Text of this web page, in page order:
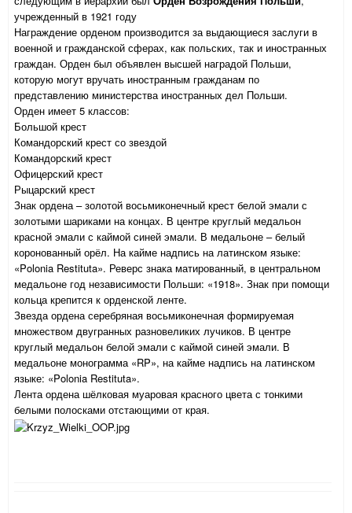
учрежденный в 1921 году
Награждение орденом производится за выдающиеся заслуги в
военной и гражданской сферах, как польских, так и иностранных
граждан. Орден был объявлен высшей наградой Польши,
которую могут вручать иностранным гражданам по
представлению министерства иностранных дел Польши.
Орден имеет 5 классов:
Большой крест
Командорский крест со звездой
Командорский крест
Офицерский крест
Рыцарский крест
Знак ордена – золотой восьмиконечный крест белой эмали с
золотыми шариками на концах. В центре круглый медальон
красной эмали с каймой синей эмали. В медальоне – белый
коронованный орёл. На кайме надпись на латинском языке:
«Polonia Restituta». Реверс знака матированный, в центральном
медальоне год независимости Польши: «1918». Знак при помощи
кольца крепится к орденской ленте.
Звезда ордена серебряная восьмиконечная формируемая
множеством двугранных разновеликих лучиков. В центре
круглый медальон белой эмали с каймой синей эмали. В
медальоне монограмма «RP», на кайме надпись на латинском
языке: «Polonia Restituta».
Лента ордена шёлковая муаровая красного цвета с тонкими
белыми полосками отстающими от края.